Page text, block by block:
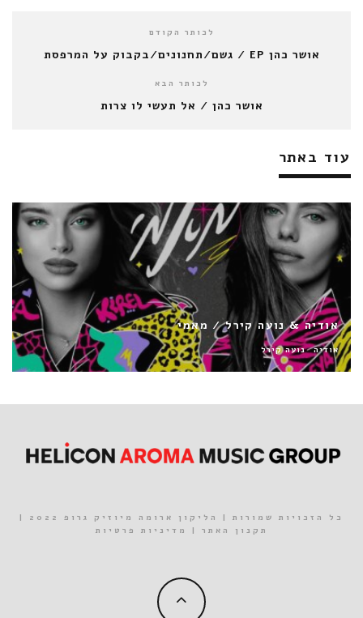
לכותר הקודם
אושר כהן EP / גשם/תחנונים/בקבוק על המרפסת
לכותר הבא
אושר כהן / אל תעשי לו צרות
עוד באתר
עידן רייכל / ככה מיום ליום
עידן רייכל
כל הזכויות שמורות | הליקון ארומה מיוזיק גרופ 2022 |
תקנון האתר | מדיניות פרטיות